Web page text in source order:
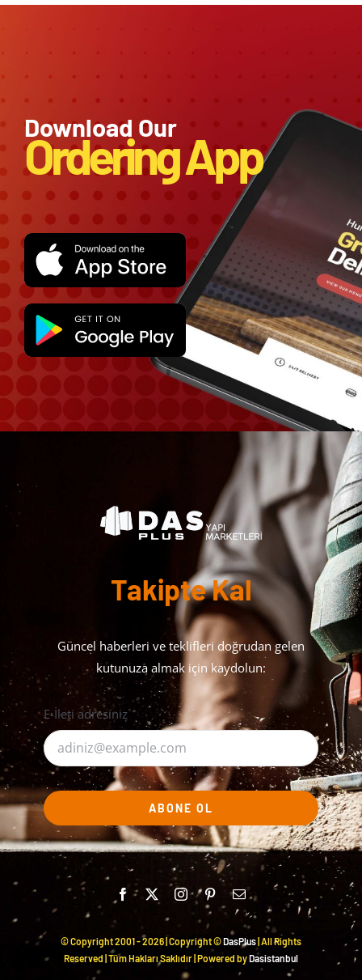
Download Our
Ordering App
Takipte Kal
Güncel haberleri ve teklifleri doğrudan gelen
kutunuza almak için kaydolun:
E-İleti adresiniz
ABONE OL
© Copyright 2001 -2026 | Copyright ©DasPlus| All Rights
Reserved | Tüm Hakları Saklıdır | Powered byDasistanbul